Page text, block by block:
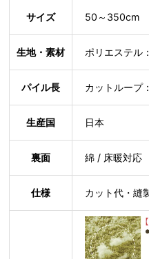
サイズ 50～350cm
生地・素材 ポリエステル
パイル長 カットルー
生産国 日本
裏面 綿 / 床暖対応
仕様 カット代・縫